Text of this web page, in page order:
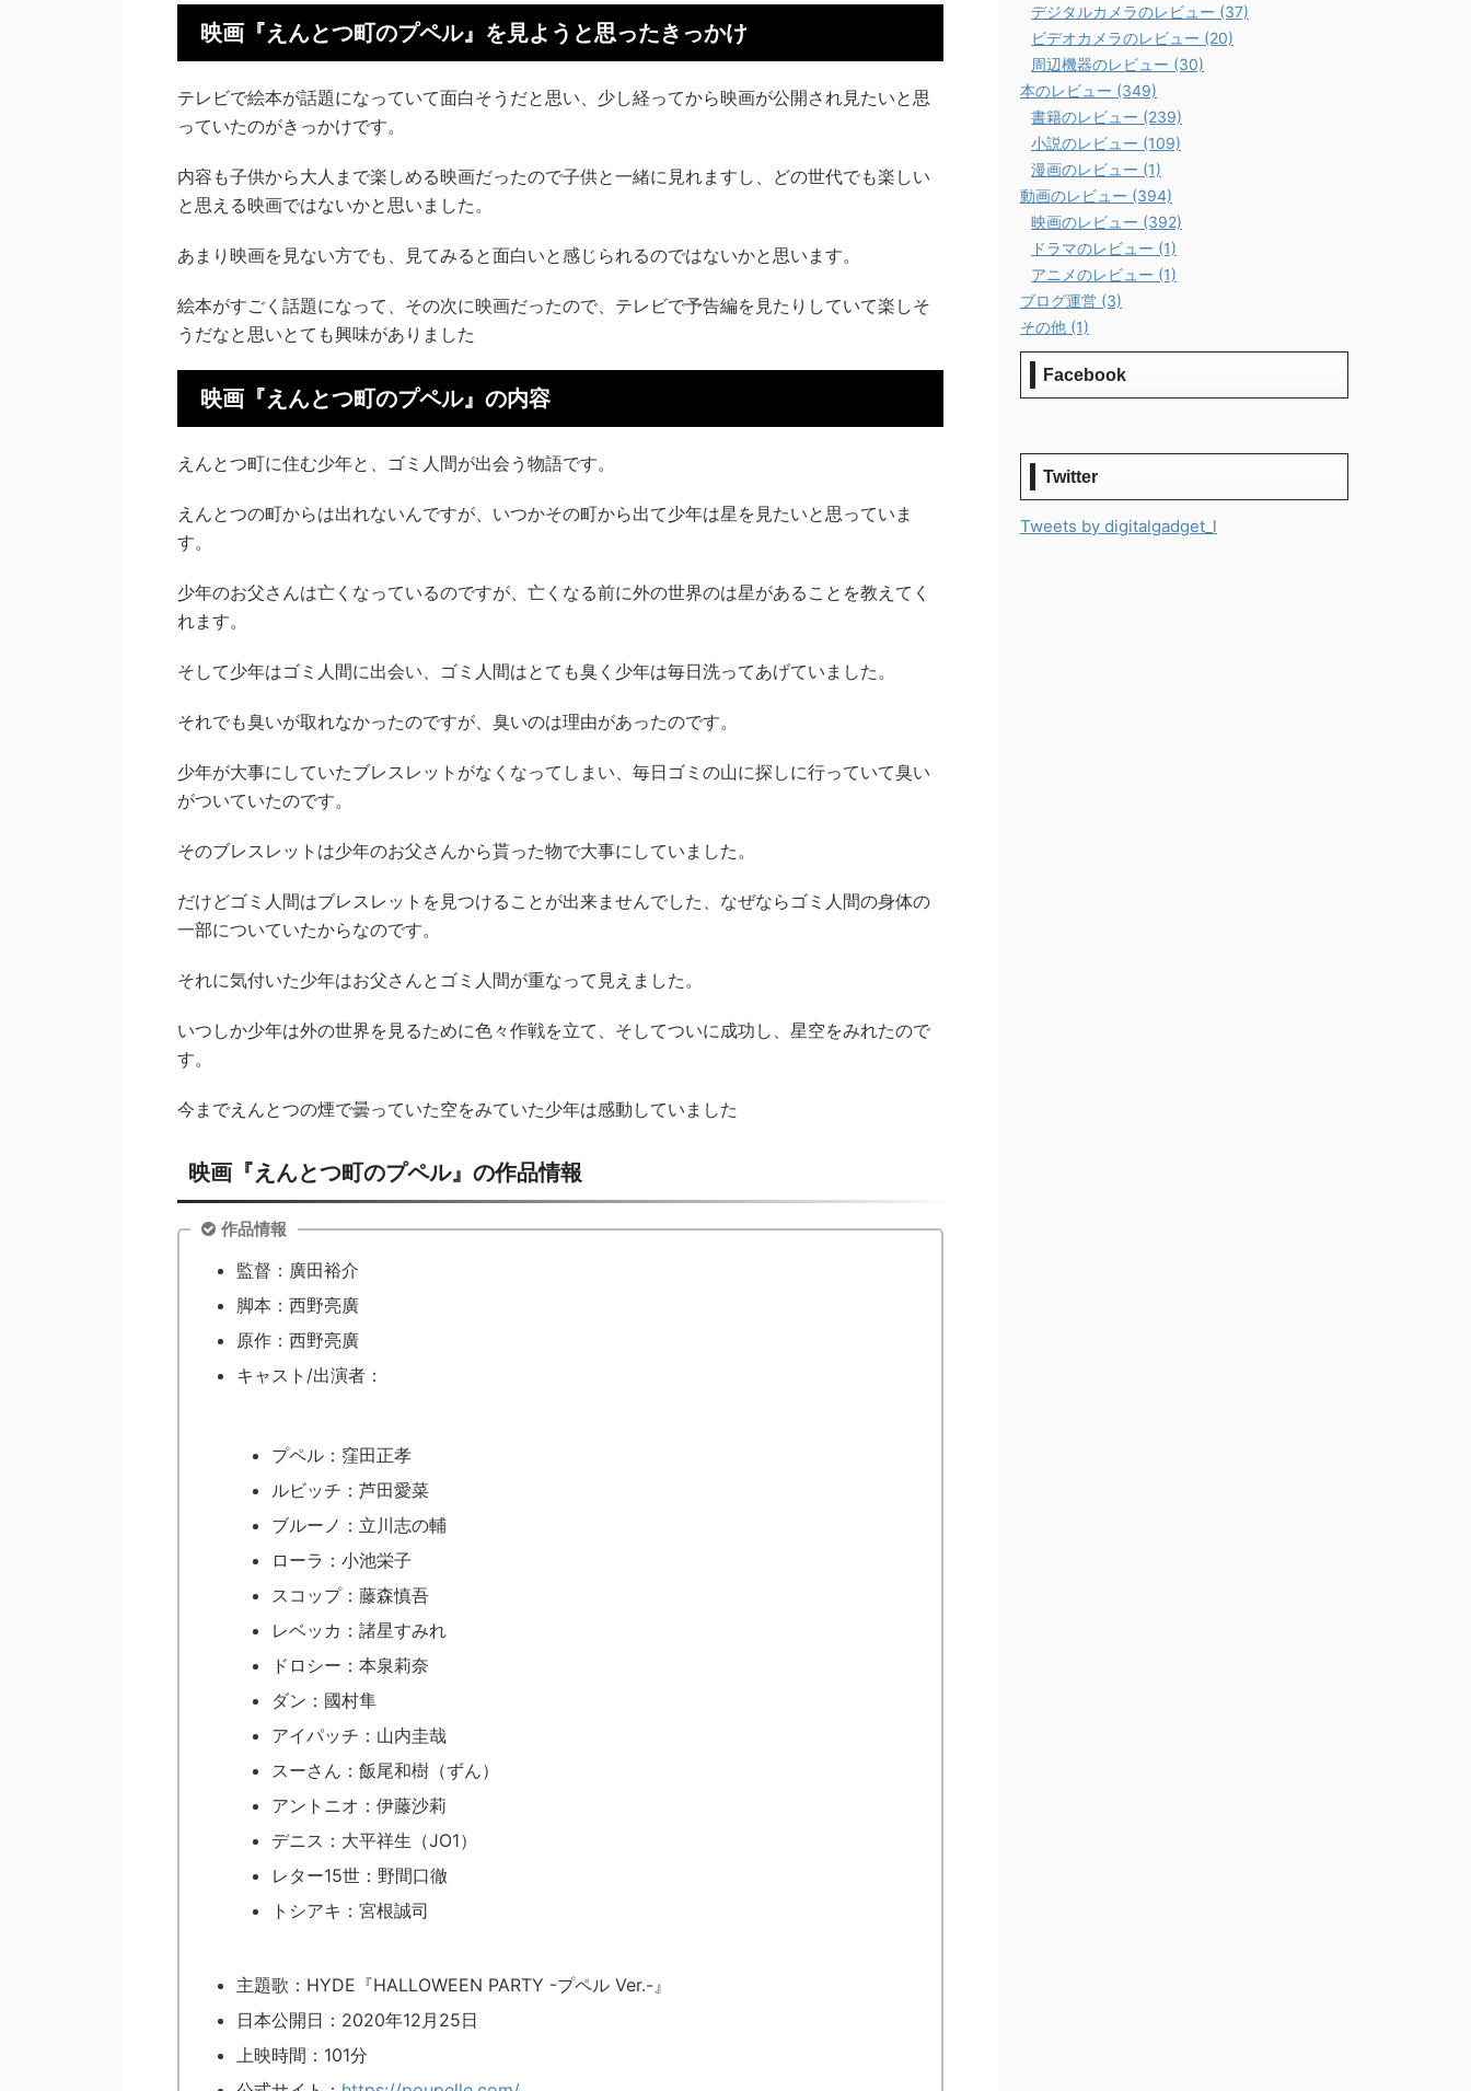
映画『えんとつ町のプペル』を見ようと思ったきっかけ
テレビで絵本が話題になっていて面白そうだと思い、少し経ってから映画が公開され見たいと思
っていたのがきっかけです。
内容も子供から大人まで楽しめる映画だったので子供と一緒に見れますし、どの世代でも楽しい
と思える映画ではないかと思いました。
あまり映画を見ない方でも、見てみると面白いと感じられるのではないかと思います。
絵本がすごく話題になって、その次に映画だったので、テレビで予告編を見たりしていて楽しそ
うだなと思いとても興味がありました
映画『えんとつ町のプペル』の内容
えんとつ町に住む少年と、ゴミ人間が出会う物語です。
えんとつの町からは出れないんですが、いつかその町から出て少年は星を見たいと思っていま
す。
少年のお父さんは亡くなっているのですが、亡くなる前に外の世界のは星があることを教えてく
れます。
そして少年はゴミ人間に出会い、ゴミ人間はとても臭く少年は毎日洗ってあげていました。
それでも臭いが取れなかったのですが、臭いのは理由があったのです。
少年が大事にしていたブレスレットがなくなってしまい、毎日ゴミの山に探しに行っていて臭い
がついていたのです。
そのブレスレットは少年のお父さんから貰った物で大事にしていました。
だけどゴミ人間はブレスレットを見つけることが出来ませんでした、なぜならゴミ人間の身体の
一部についていたからなのです。
それに気付いた少年はお父さんとゴミ人間が重なって見えました。
いつしか少年は外の世界を見るために色々作戦を立て、そしてついに成功し、星空をみれたので
す。
今までえんとつの煙で曇っていた空をみていた少年は感動していました
映画『えんとつ町のプペル』の作品情報
作品情報
監督：廣田裕介
脚本：西野亮廣
原作：西野亮廣
キャスト/出演者：
プペル：窪田正孝
ルビッチ：芦田愛菜
ブルーノ：立川志の輔
ローラ：小池栄子
スコップ：藤森慎吾
レベッカ：諸星すみれ
ドロシー：本泉莉奈
ダン：國村隼
アイパッチ：山内圭哉
スーさん：飯尾和樹（ずん）
アントニオ：伊藤沙莉
デニス：大平祥生（JO1）
レター15世：野間口徹
トシアキ：宮根誠司
主題歌：HYDE『HALLOWEEN PARTY -プペル Ver.-』
日本公開日：2020年12月25日
上映時間：101分
デジタルカメラのレビュー (37)
ビデオカメラのレビュー (20)
周辺機器のレビュー (30)
本のレビュー (349)
書籍のレビュー (239)
小説のレビュー (109)
漫画のレビュー (1)
動画のレビュー (394)
映画のレビュー (392)
ドラマのレビュー (1)
アニメのレビュー (1)
ブログ運営 (3)
その他 (1)
Facebook
Twitter
Tweets by digitalgadget_l